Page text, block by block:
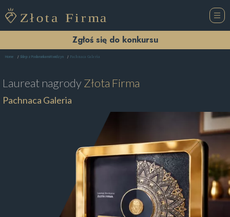
Zgłoś się do konkursu
Home Sklep z Podarunkami Kwidzyn Pachnaca Galeria
Laureat nagrodyZłota Firma
Pachnaca Galeria